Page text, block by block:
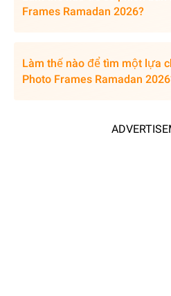
Frames Ramadan 2026?
Làm thế nào để tìm một lựa
Photo Frames Ramadan